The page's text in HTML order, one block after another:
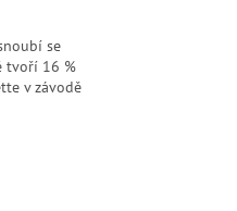
se
tvoří 16 %
v závodě